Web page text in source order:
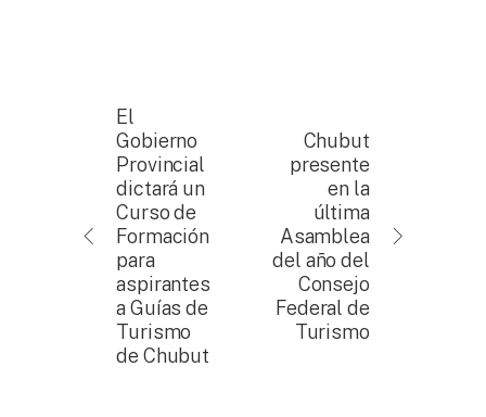
El
Gobierno
Provincial
dictará un
Curso de
Formación
para
aspirantes
a Guías de
Turismo
de Chubut
Chubut
presente
en la
última
Asamblea
del año del
Consejo
Federal de
Turismo